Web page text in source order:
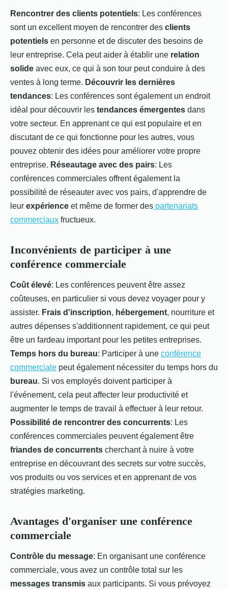
Rencontrer des clients potentiels: Les conférences
sont un excellent moyen de rencontrer des clients
potentiels en personne et de discuter des besoins de
leur entreprise. Cela peut aider à établir une relation
solide avec eux, ce qui à son tour peut conduire à des
ventes à long terme. Découvrir les dernières
tendances: Les conférences sont également un endroit
idéal pour découvrir les tendances émergentes dans
votre secteur. En apprenant ce qui est populaire et en
discutant de ce qui fonctionne pour les autres, vous
pouvez obtenir des idées pour améliorer votre propre
entreprise. Réseautage avec des pairs: Les
conférences commerciales offrent également la
possibilité de réseauter avec vos pairs, d'apprendre de
leur expérience et même de former des partenariats
commerciaux fructueux.
Inconvénients de participer à une
conférence commerciale
Coût élevé: Les conférences peuvent être assez
coûteuses, en particulier si vous devez voyager pour y
assister. Frais d'inscription, hébergement, nourriture et
autres dépenses s'additionnent rapidement, ce qui peut
être un fardeau important pour les petites entreprises.
Temps hors du bureau: Participer à une conférence
commerciale peut également nécessiter du temps hors du
bureau. Si vos employés doivent participer à
l'événement, cela peut affecter leur productivité et
augmenter le temps de travail à effectuer à leur retour.
Possibilité de rencontrer des concurrents: Les
conférences commerciales peuvent également être
friandes de concurrents cherchant à nuire à votre
entreprise en découvrant des secrets sur votre succès,
vos produits ou vos services et en apprenant de vos
stratégies marketing.
Avantages d'organiser une conférence
commerciale
Contrôle du message: En organisant une conférence
commerciale, vous avez un contrôle total sur les
messages transmis aux participants. Si vous prévoyez